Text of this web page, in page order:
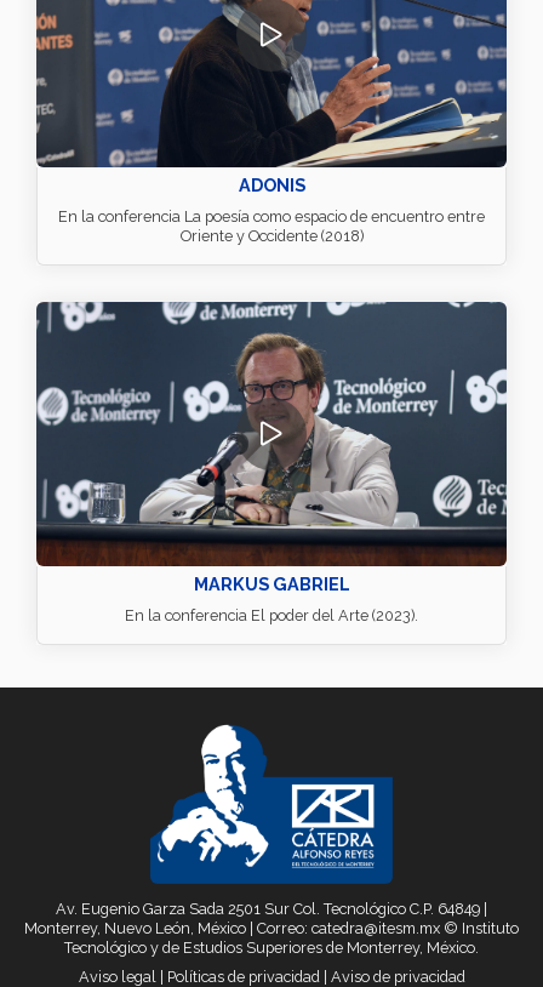
ADONIS
En la conferencia La poesía como espacio de encuentro entre
Oriente y Occidente (2018)
MARKUS GABRIEL
En la conferencia El poder del Arte (2023).
Av. Eugenio Garza Sada 2501 Sur Col. Tecnológico C.P. 64849 |
Monterrey, Nuevo León, México | Correo: catedra@itesm.mx © Instituto
Tecnológico y de Estudios Superiores de Monterrey, México.
Aviso legal| Políticas de privacidad| Aviso de privacidad